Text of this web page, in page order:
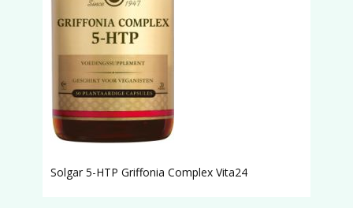
Solgar 5-HTP Griffonia Complex Vita24